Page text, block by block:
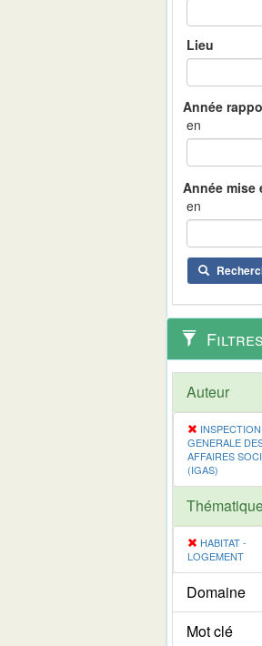
Lieu
en
en
Filtres
Auteur
INSPECTION
GENERALE
AFFAIRES
(IGAS)
HABITAT -
LOGEMENT
Domaine
Mot clé